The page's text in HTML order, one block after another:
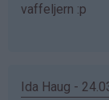
vaffeljern :p
Ida Haug -